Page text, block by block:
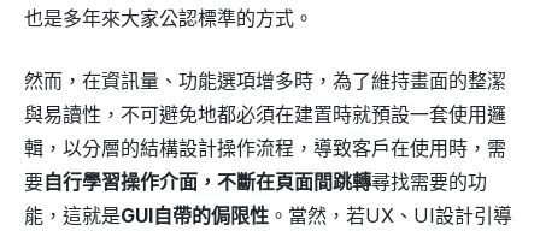
也是多年來大家公認標準的方式。
然而，在資訊量、功能選項增多時，為了維持畫面的整潔
與易讀性，不可避免地都必須在建置時就預設一套使用邏
輯，以分層的結構設計操作流程，導致客戶在使用時，需
要自行學習操作介面，不斷在頁面間跳轉尋找需要的功
能，這就是GUI自帶的侷限性 。當然，若UX、UI設計引導